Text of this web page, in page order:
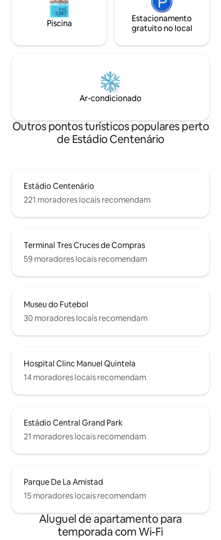
Piscina
Estacionamento
gratuito no local
Ar-condicionado
Outros pontos turísticos populares perto
de Estádio Centenário
Estádio Centenário
221 moradores locais recomendam
Terminal Tres Cruces de Compras
59 moradores locais recomendam
Museu do Futebol
30 moradores locais recomendam
Hospital Clinc Manuel Quintela
14 moradores locais recomendam
Estádio Central Grand Park
21 moradores locais recomendam
Parque De La Amistad
15 moradores locais recomendam
Aluguel de apartamento para
temporada com Wi-Fi